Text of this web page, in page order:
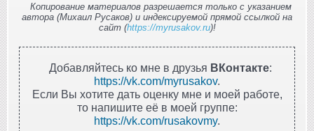
Копирование материалов разрешается только с указанием
автора (Михаил Русаков) и индексируемой прямой ссылкой на
сайт (https://myrusakov.ru)!
Добавляйтесь ко мне в друзья ВКонтакте:
https://vk.com/myrusakov.
Если Вы хотите дать оценку мне и моей работе,
то напишите её в моей группе:
https://vk.com/rusakovmy.